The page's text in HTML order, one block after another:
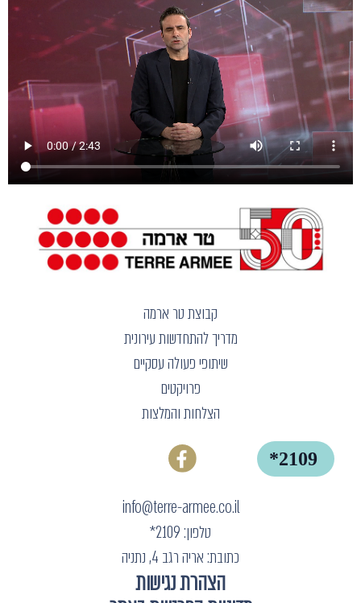
קבוצת טר ארמה
מדריך להתחדשות עירונית
שיתופי פעולה עסקיים
פרויקטים
הצלחות והמלצות
info@terre-armee.co.il
טלפון: 2109*
כתובת: אריה רגב 4, נתניה
הצהרת נגישות